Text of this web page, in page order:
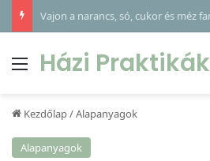
Menü
Házi Praktikák
Kezdőlap/Alapanyagok
Alapanyagok